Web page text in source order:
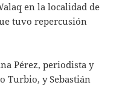
en la localidad de
tuvo repercusión
Pérez, periodista y
Turbio, y Sebastián